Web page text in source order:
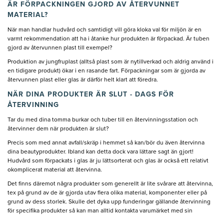
ÄR FÖRPACKNINGEN GJORD AV ÅTERVUNNET
MATERIAL?
När man handlar hudvård och samtidigt vill göra kloka val för miljön är en
varmt rekommendation att ha i åtanke hur produkten är förpackad. Är tuben
gjord av återvunnen plast till exempel?
Produktion av jungfruplast (alltså plast som är nytillverkad och aldrig använd i
en tidigare produkt) ökar i en rasande fart. Förpackningar som är gjorda av
återvunnen plast eller glas är därför helt klart att föredra.
NÄR DINA PRODUKTER ÄR SLUT - DAGS FÖR
ÅTERVINNING
Tar du med dina tomma burkar och tuber till en återvinningsstation och
återvinner dem när produkten är slut?
Precis som med annat avfall/skräp i hemmet så kan/bör du även återvinna
dina beautyprodukter. Ibland kan detta dock vara lättare sagt än gjort!
Hudvård som förpackats i glas är ju lättsorterat och glas är också ett relativt
okomplicerat material att återvinna.
Det finns däremot några produkter som generellt är lite svårare att återvinna,
tex på grund av de är gjorda utav flera olika material, komponenter eller på
grund av dess storlek. Skulle det dyka upp funderingar gällande återvinning
för specifika produkter så kan man alltid kontakta varumärket med sin